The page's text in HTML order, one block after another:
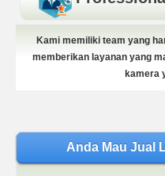
Kami memiliki team yang
memberikan layanan yang
kamera
Anda Mau Jual